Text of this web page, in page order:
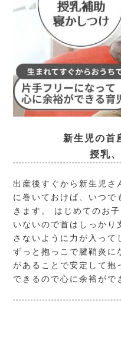
新生児の首
授乳
出産後すぐから新生児さ
に巻いておけば、いつで
きます。 はじめてのお
いないので首はしっかり
さないように力が入って
ずっと抱っこで腱鞘炎に
があることで安定して抱
できるので心に余裕がで